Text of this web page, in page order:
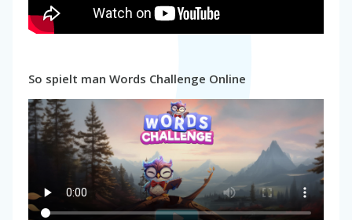
So spielt man Words Challenge Online